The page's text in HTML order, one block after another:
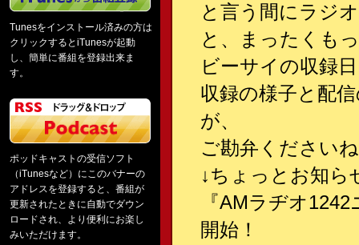
Tunesをインストール済みの方は
クリックするとiTunesが起動
し、簡単に番組を登録出来ま
す。
ポッドキャストの受信ソフト
（iTunesなど）にこのバナーの
アドレスを登録すると、番組が
更新されたときに自動でダウン
ロードされ、より便利にお楽し
みいただけます。
と言う間にラジ
と、まったくも
ビーサイの収録
収録の様子と配
が、
ご勘弁ください
↓ちょっとお知ら
『AMラヂオ
開始！